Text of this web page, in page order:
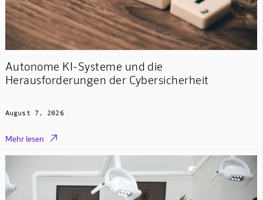
Autonome KI-Systeme und die
Herausforderungen der Cybersicherheit
August 7, 2026
Mehr lesen 